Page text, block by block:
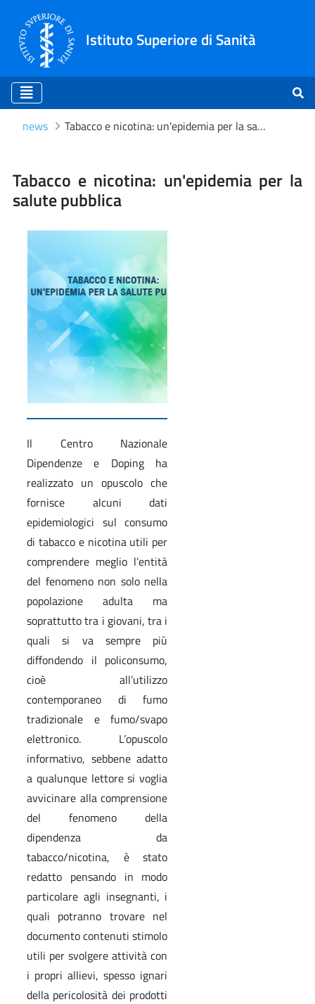
Istituto Superiore di Sanità
news Tabacco e nicotina: un'epidemia per la salute pubblica
Tabacco e nicotina:
Tabacco e nicotina: un'epidemia per la
salute pubblica
Il Centro Nazionale
Dipendenze e Doping ha
realizzato un opuscolo che
fornisce alcuni dati
epidemiologici sul consumo
di tabacco e nicotina utili per
comprendere meglio l’entità
del fenomeno non solo nella
popolazione adulta ma
soprattutto tra i giovani, tra i
quali si va sempre più
diffondendo il policonsumo,
cioè all’utilizzo
contemporaneo di fumo
tradizionale e fumo/svapo
elettronico. L’opuscolo
informativo, sebbene adatto
a qualunque lettore si voglia
avvicinare alla comprensione
del fenomeno della
dipendenza da
tabacco/nicotina, è stato
redatto pensando in modo
particolare agli insegnanti, i
quali potranno trovare nel
documento contenuti stimolo
utili per svolgere attività con
i propri allievi, spesso ignari
della pericolosità dei prodotti